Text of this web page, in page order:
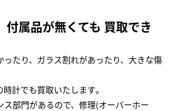
付属品が無くても 買取でき
たり、ガラス割れがあったり、大きな傷
計でも買取いたします｡
ス部門があるので、修理(オーバーホー